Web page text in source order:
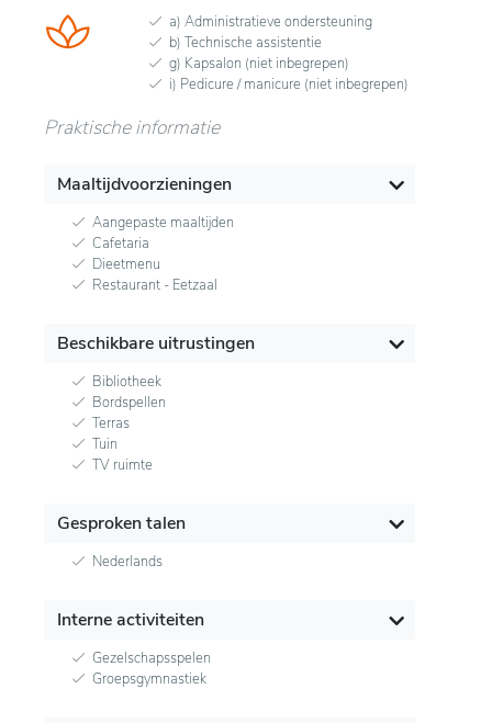
a) Administratieve ondersteuning
b) Technische assistentie
g) Kapsalon (niet inbegrepen)
i) Pedicure / manicure (niet inbegrepen)
Praktische informatie
Maaltijdvoorzieningen
Aangepaste maaltijden
Cafetaria
Dieetmenu
Restaurant - Eetzaal
Beschikbare uitrustingen
Bibliotheek
Bordspellen
Terras
Tuin
TV ruimte
Gesproken talen
Nederlands
Interne activiteiten
Gezelschapsspelen
Groepsgymnastiek